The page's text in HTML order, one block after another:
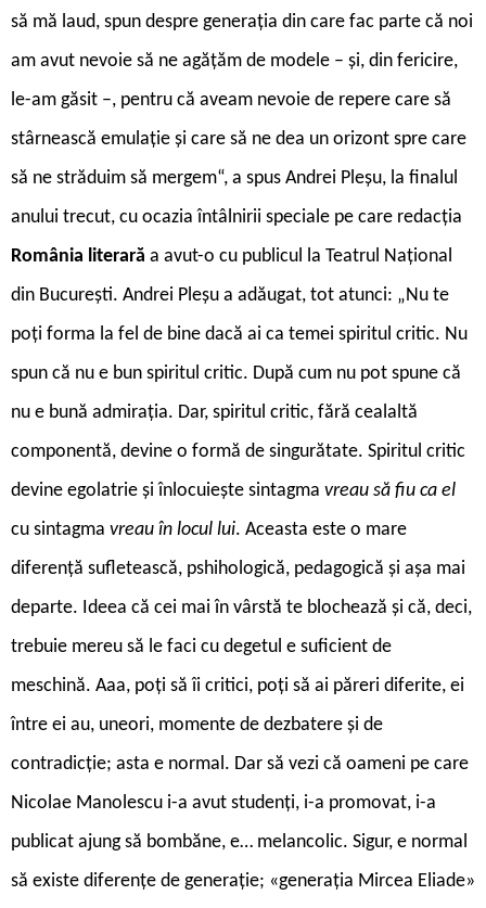
să mă laud, spun despre generația din care fac parte că noi
am avut nevoie să ne agățăm de modele – și, din fericire,
le-am găsit –, pentru că aveam nevoie de repere care să
stârnească emulație și care să ne dea un orizont spre care
să ne străduim să mergem“, a spus Andrei Pleșu, la finalul
anului trecut, cu ocazia întâlnirii speciale pe care redacția
România literară a avut-o cu publicul la Teatrul Național
din București. Andrei Pleșu a adăugat, tot atunci: „Nu te
poți forma la fel de bine dacă ai ca temei spiritul critic. Nu
spun că nu e bun spiritul critic. După cum nu pot spune că
nu e bună admirația. Dar, spiritul critic, fără cealaltă
componentă, devine o formă de singurătate. Spiritul critic
devine egolatrie și înlocuiește sintagma vreau să fiu ca el
cu sintagma vreau în locul lui. Aceasta este o mare
diferență sufletească, pshihologică, pedagogică și așa mai
departe. Ideea că cei mai în vârstă te blochează și că, deci,
trebuie mereu să le faci cu degetul e suficient de
meschină. Aaa, poți să îi critici, poți să ai păreri diferite, ei
între ei au, uneori, momente de dezbatere și de
contradicție; asta e normal. Dar să vezi că oameni pe care
Nicolae Manolescu i-a avut studenți, i-a promovat, i-a
publicat ajung să bombăne, e… melancolic. Sigur, e normal
să existe diferențe de generație; «generația Mircea Eliade»